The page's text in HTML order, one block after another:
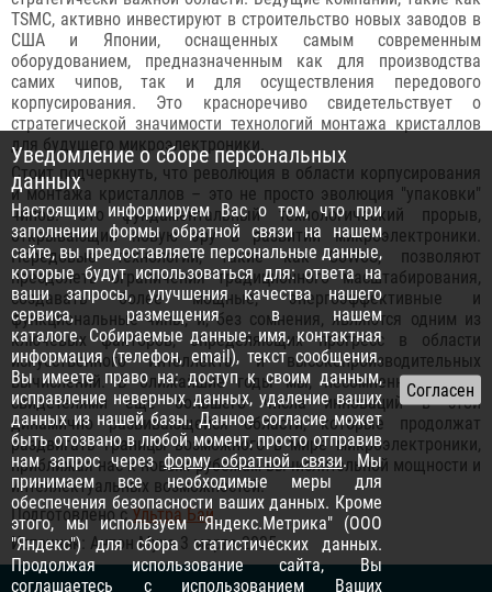
TSMC, активно инвестируют в строительство новых заводов в
США и Японии, оснащенных самым современным
оборудованием, предназначенным как для производства
самих чипов, так и для осуществления передового
корпусирования. Это красноречиво свидетельствует о
стратегической значимости технологий монтажа кристаллов
для будущего микроэлектроники.
Стоит подчеркнуть, что революция в области корпусирования
и монтажа кристаллов – это не просто эволюция "упаковки"
чипов. Это фундаментальный технологический прорыв,
открывающий новую эру в развитии микроэлектроники.
Передовые технологии, такие как CoWoS, позволяют
преодолеть ограничения традиционного масштабирования,
создавать более мощные, энергоэффективные и
функциональные чипы, и, без сомнения, являются одним из
ключевых факторов, определяющих прогресс в области
искусственного интеллекта и высокопроизводительных
вычислений. В ближайшие годы мы, несомненно, станем
свидетелями еще большего числа инноваций в этой
динамично развивающейся области, которые продолжат
раздвигать границы возможного в мире микроэлектроники,
приближая нас к новым рубежам вычислительной мощности и
интеллектуальных возможностей.
Подготовлено сУльтра Бай.
Источник: Антон Муха 3 марта 2025
Уведомление о сборе персональных
данных
Настоящим информируем Вас о том, что при
заполнении формы обратной связи на нашем
сайте, вы предоставляете персональные данные,
которые будут использоваться для: ответа на
ваши запросы, улучшения качества нашего
сервиса, размещения в нашем
каталоге. Собираемые данные: имя, контактная
информация (телефон, email), текст сообщения.
Вы имеете право на: доступ к своим данным,
исправление неверных данных, удаление ваших
данных из нашей базы. Данное согласие может
быть отозвано в любой момент, просто отправив
нам запрос черезформу обратной связи. Мы
принимаем все необходимые меры для
обеспечения безопасности ваших данных. Кроме
этого, мы используем "Яндекс.Метрика" (ООО
"Яндекс") для сбора статистических данных.
Продолжая использование сайта, Вы
соглашаетесь с использованием Ваших